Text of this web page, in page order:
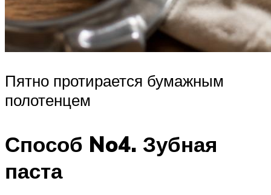
Пятно протирается бумажным
полотенцем
Способ No4. Зубная
паста